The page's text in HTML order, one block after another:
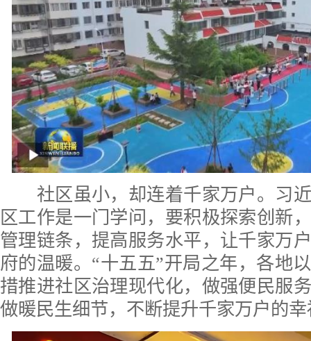
社区虽小，却连着千家万户。习近
区工作是一门学问，要积极探索创新
管理链条，提高服务水平，让千家万
府的温暖。“十五五”开局之年，各地
措推进社区治理现代化，做强便民服
做暖民生细节，不断提升千家万户的